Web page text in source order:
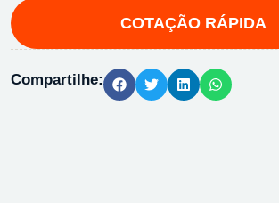
Compartilhe: